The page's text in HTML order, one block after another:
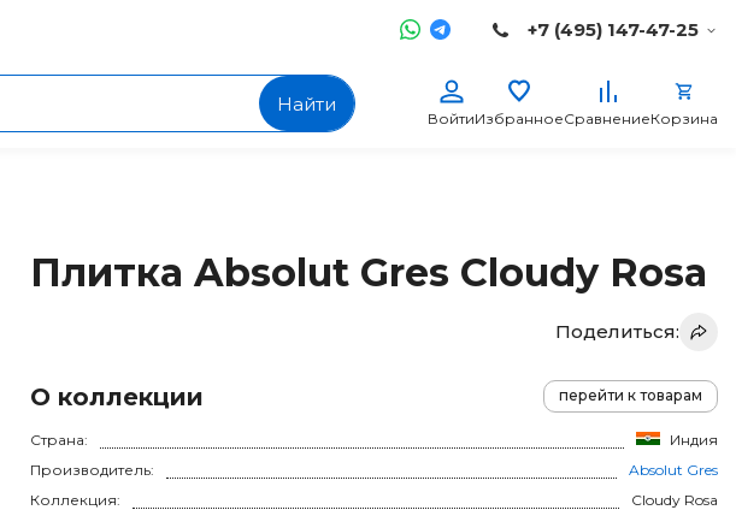
+7 (495) 147-47-25
Найти
ВойтиИзбранноеСравнениеКорзина
Плитка Absolut Gres Cloudy Rosa
Поделиться:
О коллекции перейти к товарам
Страна:
Индия
Производитель:
Absolut Gres
Коллекция:
Cloudy Rosa